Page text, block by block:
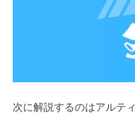
次に解説するのはアルテ